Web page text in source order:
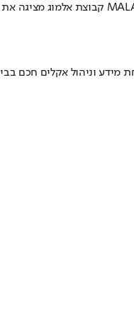
מידע וניהול אקלים חכם